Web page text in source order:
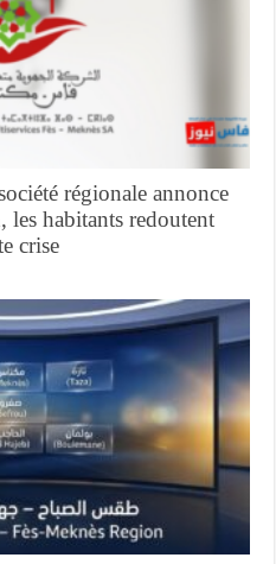
régionale annonce
habitants redoutent
crise